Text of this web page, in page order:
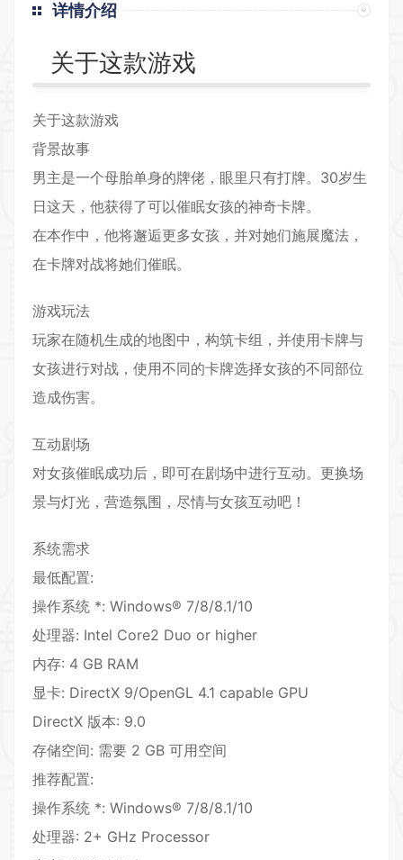
详情介绍
关于这款游戏
关于这款游戏
背景故事
男主是一个母胎单身的牌佬，眼里只有打牌。30岁生
日这天，他获得了可以催眠女孩的神奇卡牌。
在本作中，他将邂逅更多女孩，并对她们施展魔法，
在卡牌对战将她们催眠。
游戏玩法
玩家在随机生成的地图中，构筑卡组，并使用卡牌与
女孩进行对战，使用不同的卡牌选择女孩的不同部位
造成伤害。
互动剧场
对女孩催眠成功后，即可在剧场中进行互动。更换场
景与灯光，营造氛围 ，尽情与女孩互动吧！
系统需求
最低配置:
操作系统 *: Windows® 7/8/8.1/10
处理器: Intel Core2 Duo or higher
内存: 4 GB RAM
显卡: DirectX 9/OpenGL 4.1 capable GPU
DirectX 版本: 9.0
存储空间: 需要 2 GB 可用空间
推荐配置:
操作系统 *: Windows® 7/8/8.1/10
处理器: 2+ GHz Processor